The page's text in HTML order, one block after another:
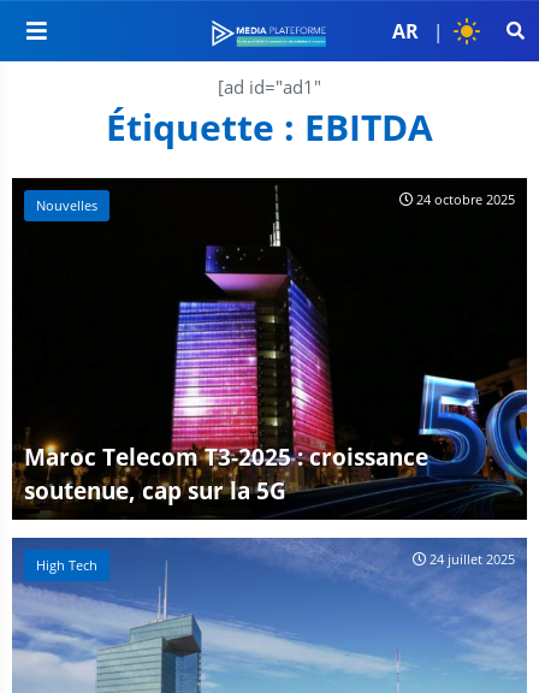
AR |
[ad id="ad1"
Étiquette : EBITDA
Nouvelles
Maroc Telecom T3-2025 : croissance
soutenue, cap sur la 5G
24 octobre 2025
High Tech 24 juillet 2025